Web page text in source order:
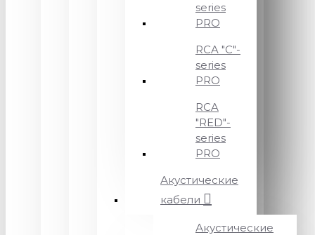
series
PRO
RCA "C"-
series
PRO
RCA
"RED"-
series
PRO
Акустические
кабели
Акустические